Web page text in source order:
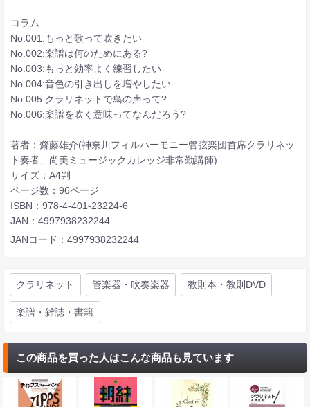
コラム
No.001:もっと歌って吹きたい
No.002:楽譜は何のためにある?
No.003:もっと効率よく練習したい
No.004:音色の引き出しを増やしたい
No.005:クラリネットで鳥の声って?
No.006:楽譜を吹く意味ってなんだろう?
著者：齋藤雄介(神奈川フィルハーモニー管弦楽団首席クラリネッ
ト奏者、尚美ミュージックカレッジ非常勤講師)
サイズ：A4判
ページ数：96ページ
ISBN：978-4-401-23224-6
JAN：4997938232244
JANコード：4997938232244
クラリネット 管楽器・吹奏楽器 教則本・教則DVD
楽譜・雑誌・書籍
この商品を買った人はこんな商品も見ています